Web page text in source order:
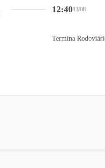
12:4013/08
Termina